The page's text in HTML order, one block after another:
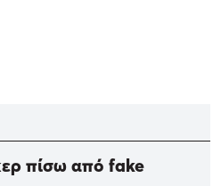
πίσω από fake